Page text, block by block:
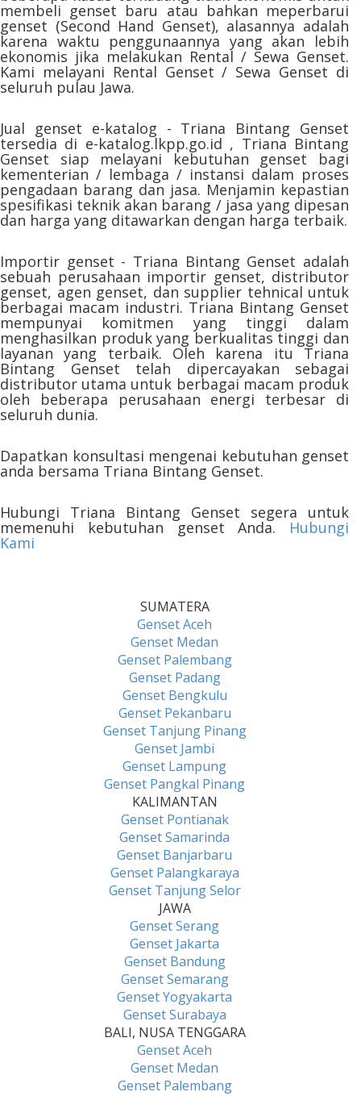
membeli genset baru atau bahkan meperbarui
genset (Second Hand Genset), alasannya adalah
karena waktu penggunaannya yang akan lebih
ekonomis jika melakukan Rental / Sewa Genset.
Kami melayani Rental Genset / Sewa Genset di
seluruh pulau Jawa.
Jual genset e-katalog - Triana Bintang Genset
tersedia di e-katalog.lkpp.go.id , Triana Bintang
Genset siap melayani kebutuhan genset bagi
kementerian / lembaga / instansi dalam proses
pengadaan barang dan jasa. Menjamin kepastian
spesifikasi teknik akan barang / jasa yang dipesan
dan harga yang ditawarkan dengan harga terbaik.
Importir genset - Triana Bintang Genset adalah
sebuah perusahaan importir genset, distributor
genset, agen genset, dan supplier tehnical untuk
berbagai macam industri. Triana Bintang Genset
mempunyai komitmen yang tinggi dalam
menghasilkan produk yang berkualitas tinggi dan
layanan yang terbaik. Oleh karena itu Triana
Bintang Genset telah dipercayakan sebagai
distributor utama untuk berbagai macam produk
oleh beberapa perusahaan energi terbesar di
seluruh dunia.
Dapatkan konsultasi mengenai kebutuhan genset
anda bersama Triana Bintang Genset.
Hubungi Triana Bintang Genset segera untuk
memenuhi kebutuhan genset Anda. Hubungi
Kami
SUMATERA
Genset Aceh
Genset Medan
Genset Palembang
Genset Padang
Genset Bengkulu
Genset Pekanbaru
Genset Tanjung Pinang
Genset Jambi
Genset Lampung
Genset Pangkal Pinang
KALIMANTAN
Genset Pontianak
Genset Samarinda
Genset Banjarbaru
Genset Palangkaraya
Genset Tanjung Selor
JAWA
Genset Serang
Genset Jakarta
Genset Bandung
Genset Semarang
Genset Yogyakarta
Genset Surabaya
BALI, NUSA TENGGARA
Genset Aceh
Genset Medan
Genset Palembang